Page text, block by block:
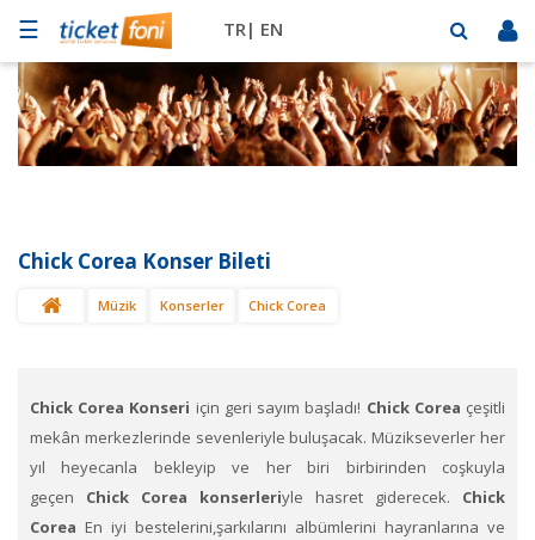
☰ TR| EN
Futbol
Basketbol
Mekanlar
Diğer
SAT
Chick Corea Konser Bileti
Müzik Konserler Chick Corea
Chick Corea Konseri için geri sayım başladı! Chick Corea çeşitli
mekân merkezlerinde sevenleriyle buluşacak. Müzikseverler her
yıl heyecanla bekleyip ve her biri birbirinden coşkuyla
geçen Chick Corea konserleriyle hasret giderecek. Chick
Corea En iyi bestelerini,şarkılarını albümlerini hayranlarına ve